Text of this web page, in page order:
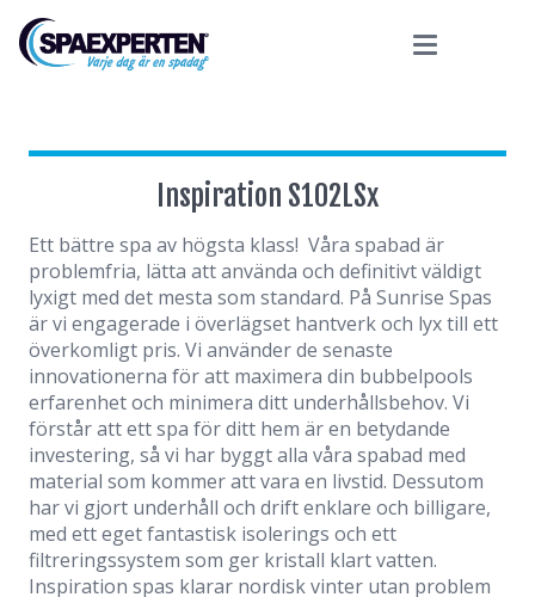
Inspiration S102LSx
Ett bättre spa av högsta klass! Våra spabad är
problemfria, lätta att använda och definitivt väldigt
lyxigt med det mesta som standard. På Sunrise Spas
är vi engagerade i överlägset hantverk och lyx till ett
överkomligt pris. Vi använder de senaste
innovationerna för att maximera din bubbelpools
erfarenhet och minimera ditt underhållsbehov. Vi
förstår att ett spa för ditt hem är en betydande
investering, så vi har byggt alla våra spabad med
material som kommer att vara en livstid. Dessutom
har vi gjort underhåll och drift enklare och billigare,
med ett eget fantastisk isolerings och ett
filtreringssystem som ger kristall klart vatten.
Inspiration spas klarar nordisk vinter utan problem